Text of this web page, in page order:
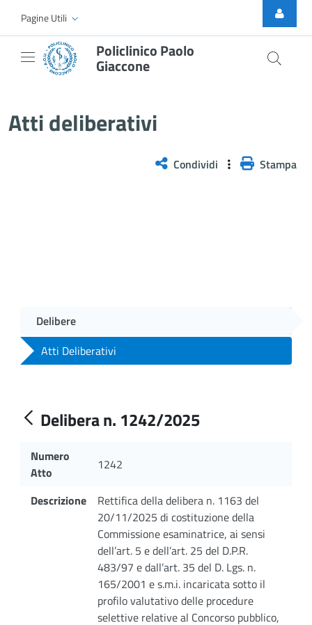
Skip to Main Content
Pagine Utili
Policlinico Paolo
Giaccone
Atti deliberativi
Condividi Stampa
Delibere
Atti Deliberativi
Delibera n. 1242/2025
Numero
Atto
1242
Descrizione
Rettifica della delibera n. 1163 del
20/11/2025 di costituzione della
Commissione esaminatrice, ai sensi
dell’art. 5 e dell’art. 25 del D.P.R.
483/97 e dall’art. 35 del D. Lgs. n.
165/2001 e s.m.i. incaricata sotto il
profilo valutativo delle procedure
selettive relative al Concorso pubblico,